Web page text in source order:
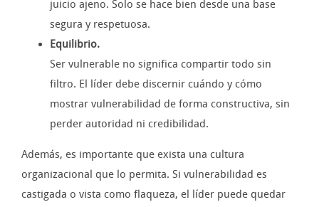
juicio ajeno. Solo se hace bien desde una base
segura y respetuosa.
Equilibrio.
Ser vulnerable no significa compartir todo sin
filtro. El líder debe discernir cuándo y cómo
mostrar vulnerabilidad de forma constructiva, sin
perder autoridad ni credibilidad.
Además, es importante que exista una cultura
organizacional que lo permita. Si vulnerabilidad es
castigada o vista como flaqueza, el líder puede quedar